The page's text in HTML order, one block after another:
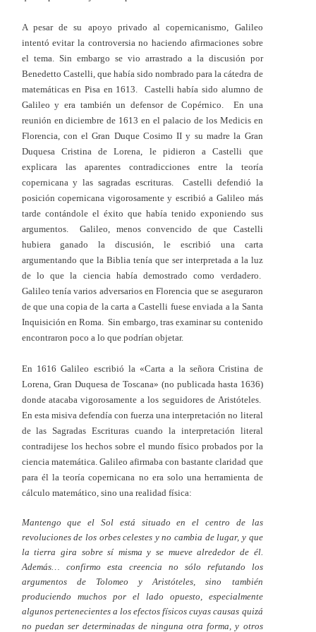
A pesar de su apoyo privado al copernicanismo, Galileo
intentó evitar la controversia no haciendo afirmaciones sobre
el tema. Sin embargo se vio arrastrado a la discusión por
Benedetto Castelli, que había sido nombrado para la cátedra de
matemáticas en Pisa en 1613. Castelli había sido alumno de
Galileo y era también un defensor de Copérnico. En una
reunión en diciembre de 1613 en el palacio de los Medicis en
Florencia, con el Gran Duque Cosimo II y su madre la Gran
Duquesa Cristina de Lorena, le pidieron a Castelli que
explicara las aparentes contradicciones entre la teoría
copernicana y las sagradas escrituras. Castelli defendió la
posición copernicana vigorosamente y escribió a Galileo más
tarde contándole el éxito que había tenido exponiendo sus
argumentos. Galileo, menos convencido de que Castelli
hubiera ganado la discusión, le escribió una carta
argumentando que la Biblia tenía que ser interpretada a la luz
de lo que la ciencia había demostrado como verdadero.
Galileo tenía varios adversarios en Florencia que se aseguraron
de que una copia de la carta a Castelli fuese enviada a la Santa
Inquisición en Roma. Sin embargo, tras examinar su contenido
encontraron poco a lo que podrían objetar.
En 1616 Galileo escribió la «Carta a la señora Cristina de
Lorena, Gran Duquesa de Toscana» (no publicada hasta 1636)
donde atacaba vigorosamente a los seguidores de Aristóteles.
En esta misiva defendía con fuerza una interpretación no literal
de las Sagradas Escrituras cuando la interpretación literal
contradijese los hechos sobre el mundo físico probados por la
ciencia matemática. Galileo afirmaba con bastante claridad que
para él la teoría copernicana no era solo una herramienta de
cálculo matemático, sino una realidad física:
Mantengo que el Sol está situado en el centro de las
revoluciones de los orbes celestes y no cambia de lugar, y que
la tierra gira sobre sí misma y se mueve alrededor de él.
Además… confirmo esta creencia no sólo refutando los
argumentos de Tolomeo y Aristóteles, sino también
produciendo muchos por el lado opuesto, especialmente
algunos pertenecientes a los efectos físicos cuyas causas quizá
no puedan ser determinadas de ninguna otra forma, y otros